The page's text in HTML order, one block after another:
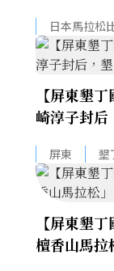
日本馬拉松
【屏東墾
崎淳子封后
屏東 墾
【屏東墾
檀香山馬拉